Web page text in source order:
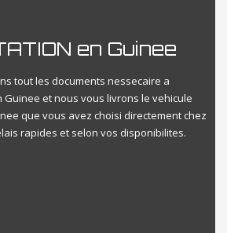
en Guinee
tout les documents nessecaire a
Guinee et nous vous livrons le vehicule
que vous avez choisi directement chez
rapides et selon vos disponibilites.